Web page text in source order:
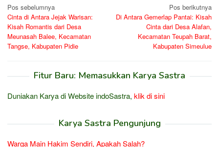
Navigasi
pos
Pos sebelumnya
Cinta di Antara Jejak Warisan:
Kisah Romantis dari Desa
Meunasah Balee, Kecamatan
Tangse, Kabupaten Pidie
Pos berikutnya
Di Antara Gemerlap Pantai: Kisah
Cinta dari Desa Alafan,
Kecamatan Teupah Barat,
Kabupaten Simeulue
Fitur Baru: Memasukkan Karya Sastra
Duniakan Karya di Website indoSastra, klik di sini
Karya Sastra Pengunjung
Warga Main Hakim Sendiri, Apakah Salah?